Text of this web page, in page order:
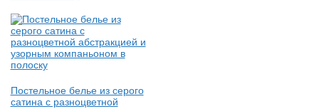
Постельное белье из серого
сатина с разноцветной